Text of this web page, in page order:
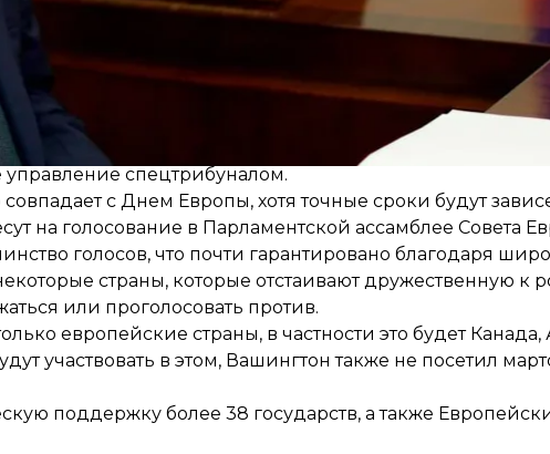
правовую основу создания специального
время встречи
в Страсбурге, которая
между Украиной и Советом Европы, устав
спецтрибуналом.
с Днем Европы, хотя точные сроки будут
на голосование в Парламентской ассамблее Совета
голосов, что почти гарантировано благодаря
страны, которые отстаивают дружественную к
или проголосовать против.
европейские страны, в частности это будет Канада,
участвовать в этом, Вашингтон также не посетил
поддержку более 38 государств, а также